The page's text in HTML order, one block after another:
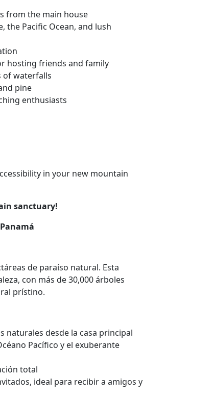
from the main house
the Pacific Ocean, and lush
hosting friends and family
of waterfalls
pine
enthusiasts
in your new mountain
sanctuary!
de paraíso natural. Esta
con más de 30,000 árboles
prístino.
naturales desde la casa principal
Pacífico y el exuberante
total
ideal para recibir a amigos y